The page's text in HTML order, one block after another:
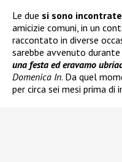
Le due si sono
amicizie comuni, in un
raccontato in diverse
sarebbe avvenuto
una festa ed eravamo
Domenica In. Da quel
per circa sei mesi prima di